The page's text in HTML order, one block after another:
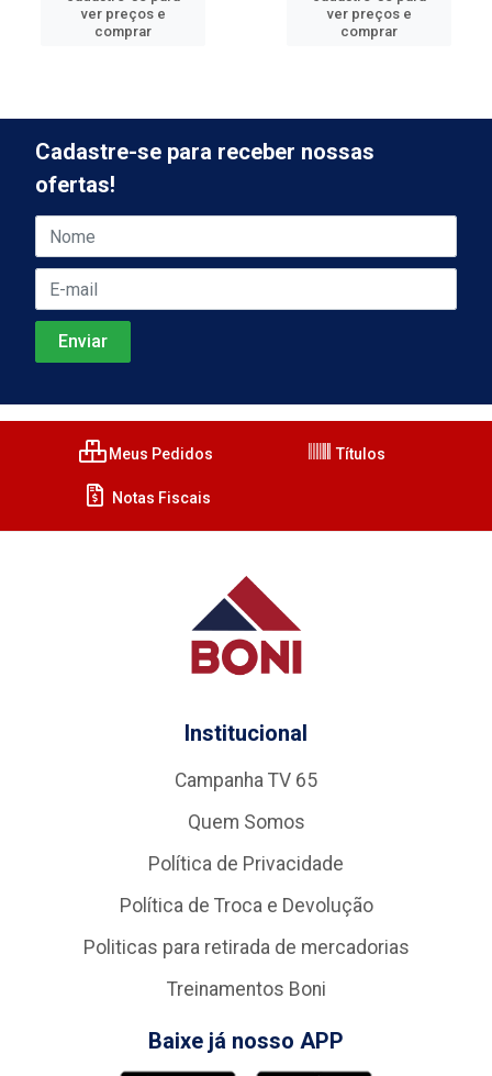
ver preços e
comprar
ver preços e
comprar
Cadastre-se para receber nossas
ofertas!
Meus Pedidos Títulos
Notas Fiscais
Institucional
Campanha TV 65
Quem Somos
Política de Privacidade
Política de Troca e Devolução
Politicas para retirada de mercadorias
Treinamentos Boni
Baixe já nosso APP